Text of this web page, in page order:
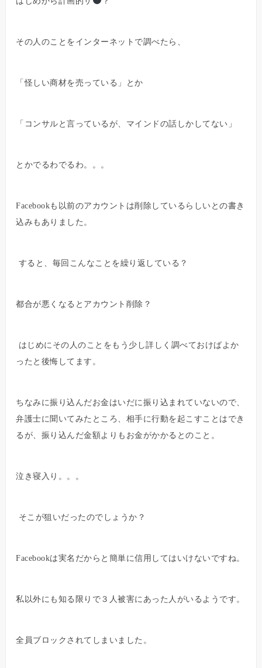
その人のことをインターネットで調べたら、
「怪しい商材を売っている」とか
「コンサルと言っているが、マインドの話しかしてない」
とかでるわでるわ。。。
Facebookも以前のアカウントは削除しているらしいとの書き
込みもありました。
すると、毎回こんなことを繰り返している？
都合が悪くなるとアカウント削除？
はじめにその人のことをもう少し詳しく調べておけばよか
ったと後悔してます。
ちなみに振り込んだお金はいだに振り込まれていないので、
弁護士に聞いてみたところ、相手に行動を起こすことはでき
るが、振り込んだ金額よりもお金がかかるとのこと。
泣き寝入り。。。
そこが狙いだったのでしょうか？
Facebookは実名だからと簡単に信用してはいけないですね。
私以外にも知る限りで３人被害にあった人がいるようです。
全員ブロックされてしまいました。